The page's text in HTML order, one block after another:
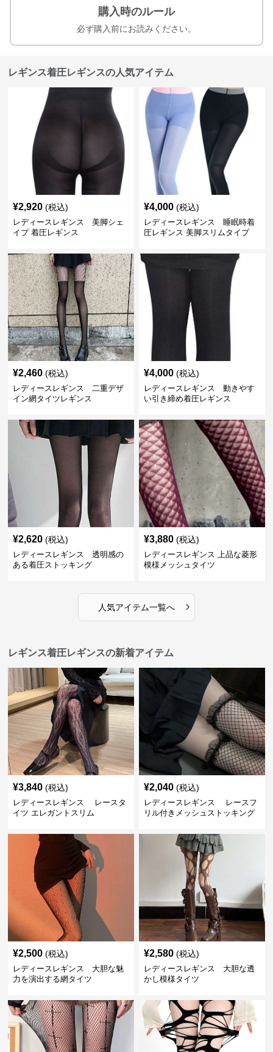
購入時のルール
必ず購入前にお読みください。
レギンス着圧レギンスの人気アイテム
¥2,920 (税込)
レディースレギンス 美脚シェ
イプ 着圧レギンス
¥4,000 (税込)
レディースレギンス 睡眠時着
圧レギンス 美脚スリムタイプ
¥2,460 (税込)
レディースレギンス 二重デザ
イン網タイツレギンス
¥4,000 (税込)
レディースレギンス 動きやす
い引き締め着圧レギンス
¥2,620 (税込)
レディースレギンス 透明感の
ある着圧ストッキング
¥3,880 (税込)
レディースレギンス 上品な菱形
模様メッシュタイツ
人気アイテム一覧へ ›
レギンス着圧レギンスの新着アイテム
¥3,840 (税込)
レディースレギンス レースタ
イツ エレガントスリム
¥2,040 (税込)
レディースレギンス レースフ
リル付きメッシュストッキング
¥2,500 (税込)
レディースレギンス 大胆な魅
力を演出する網タイツ
¥2,580 (税込)
レディースレギンス 大胆な透
かし模様タイツ